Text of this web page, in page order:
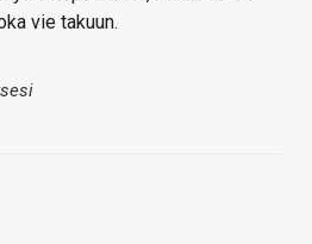
vie takuun.